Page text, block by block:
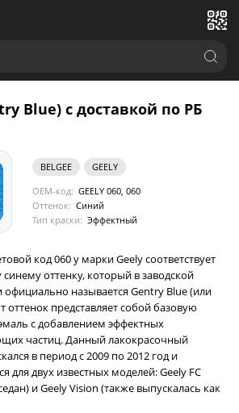
Blue) с доставкой по РБ
BELGEE
GEELY
OEM-код: GEELY 060, 060
Оттенок: Синий
Тип краски: Эффектный
код 060 у марки Geely соответствует
оттенку, который в заводской
называется Gentry Blue (или
оттенок представляет собой базовую
с добавлением эффектных
частиц. Данный лакокрасочный
в период с 2009 по 2012 год и
для двух известных моделей: Geely FC
и Geely Vision (также выпускалась как